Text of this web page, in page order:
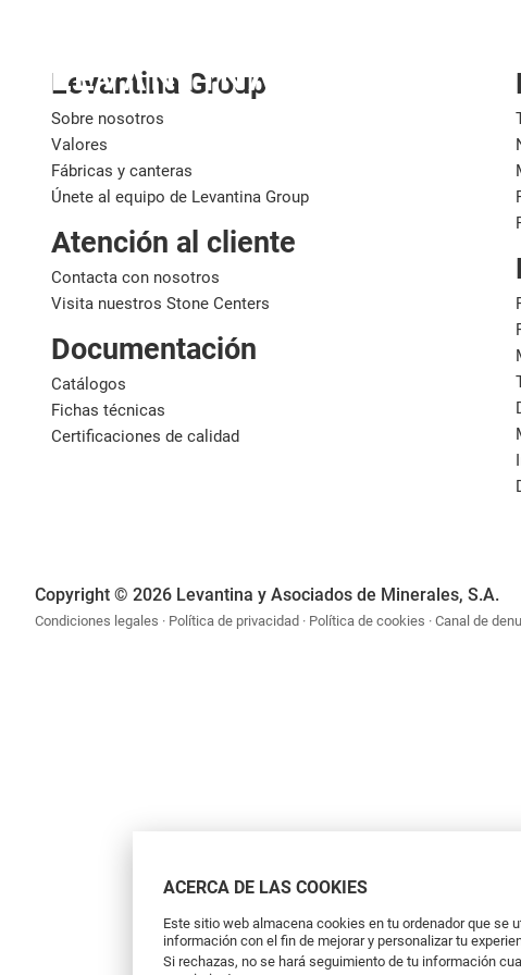
ACERCA DE LAS COOKIES
Este sitio web almacena cookies en tu ordenador que
información con el fin de mejorar y personalizar tu
Si rechazas, no se hará seguimiento de tu información
Levantina Group
Sobre nosotros
Valores
Fábricas y canteras
Únete al equipo de Levantina Group
Atención al cliente
Contacta con nosotros
Visita nuestros Stone Centers
Documentación
Catálogos
Fichas técnicas
Certificaciones de calidad
Copyright © 2026 Levantina y Asociados de Minerales, S.A.
Condiciones legales Política de privacidad Política de cookies Canal de